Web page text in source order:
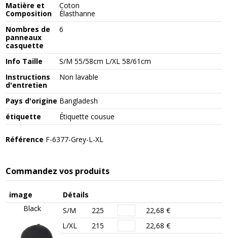
Matière et
Composition
Coton
Élasthanne
Nombres de
panneaux
casquette
6
Info Taille
S/M 55/58cm L/XL 58/61cm
Instructions
d'entretien
Non lavable
Pays d'origine Bangladesh
étiquette
Étiquette cousue
Référence F-6377-Grey-L-XL
Commandez vos produits
image
Détails
Black
S/M 225
22,68 €
L/XL
215 22,68 €